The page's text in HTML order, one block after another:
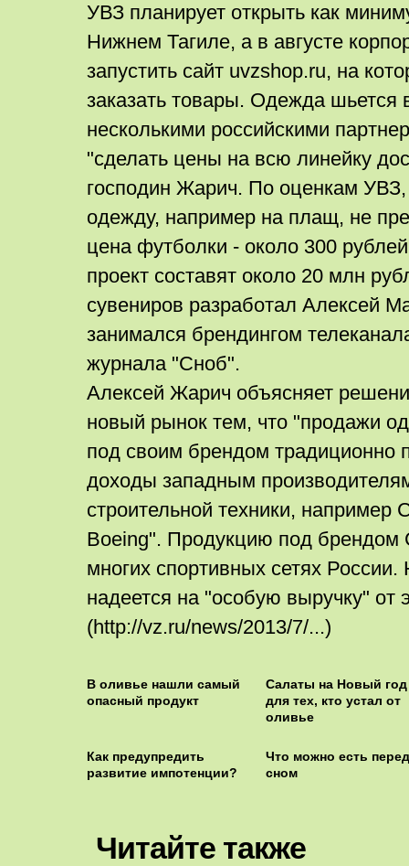
УВЗ планирует открыть как
Нижнем Тагиле, а в августе
запустить сайт uvzshop.ru, на
заказать товары. Одежда шьется
несколькими российскими
"сделать цены на всю линейку
господин Жарич. По оценкам
одежду, например на плащ, не
цена футболки - около 300
проект составят около 20 млн
сувениров разработал Алексей
занимался брендингом
журнала "Сноб".
Алексей Жарич объясняет
новый рынок тем, что "продажи
под своим брендом традиционно
доходы западным
строительной техники, например
Boeing". Продукцию под брендом
многих спортивных сетях
надеется на "особую выручку" от
(http://vz.ru/news/2013/7/...)
В оливье нашли самый
опасный продукт
Салаты на Новый год
для тех, кто устал от
оливье
Как предупредить
развитие импотенции?
Что можно есть перед
сном
Читайте также